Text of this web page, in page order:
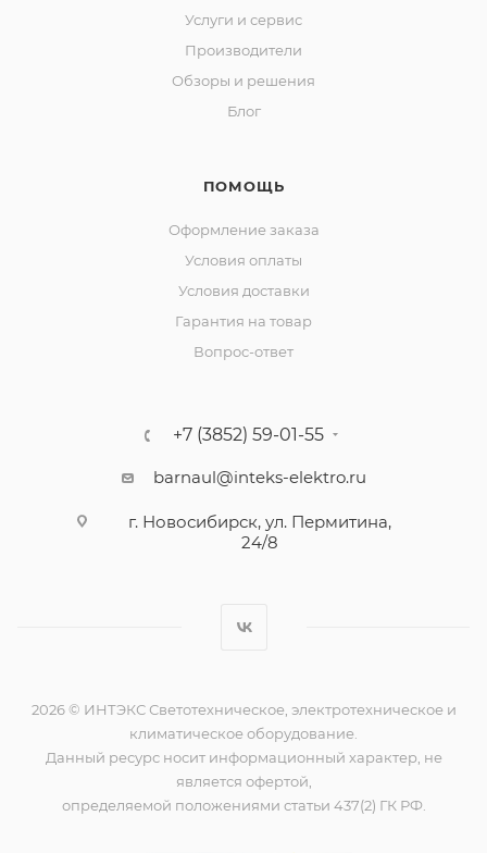
Услуги и сервис
Производители
Обзоры и решения
Блог
ПОМОЩЬ
Оформление заказа
Условия оплаты
Условия доставки
Гарантия на товар
Вопрос-ответ
+7 (3852) 59-01-55
barnaul@inteks-elektro.ru
г. Новосибирск, ул. Пермитина,
24/8
2026 © ИНТЭКС Светотехническое, электротехническое и
климатическое оборудование.
Данный ресурс носит информационный характер, не
является офертой,
определяемой положениями статьи 437(2) ГК РФ.